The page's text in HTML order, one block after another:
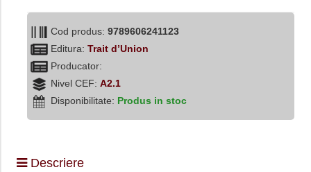
Cod produs: 9789606241123
Editura: Trait d’Union
Producator:
Nivel CEF: A2.1
Disponibilitate: Produs in stoc
Descriere